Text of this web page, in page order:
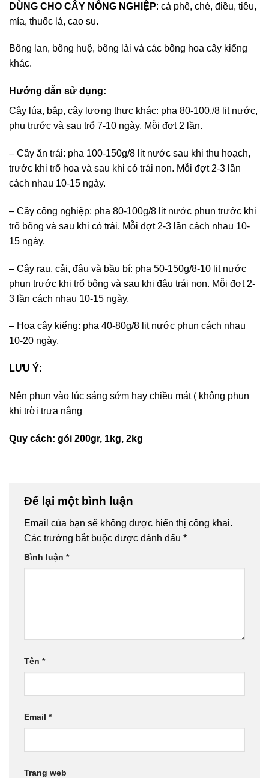
DÙNG CHO CÂY NÔNG NGHIỆP: cà phê, chè, điều, tiêu,
mía, thuốc lá, cao su.
Bông lan, bông huệ, bông lài và các bông hoa cây kiểng
khác.
Hướng dẫn sử dụng:
Cây lúa, bắp, cây lương thực khác: pha 80-100,/8 lit nước,
phu trước và sau trổ 7-10 ngày. Mỗi đợt 2 lần.
– Cây ăn trái: pha 100-150g/8 lit nước sau khi thu hoạch,
trước khi trổ hoa và sau khi có trái non. Mỗi đợt 2-3 lần
cách nhau 10-15 ngày.
– Cây công nghiệp: pha 80-100g/8 lit nước phun trước khi
trổ bông và sau khi có trái. Mỗi đợt 2-3 lần cách nhau 10-
15 ngày.
– Cây rau, cải, đậu và bầu bí: pha 50-150g/8-10 lit nước
phun trước khi trổ bông và sau khi đậu trái non. Mỗi đợt 2-
3 lần cách nhau 10-15 ngày.
– Hoa cây kiểng: pha 40-80g/8 lit nước phun cách nhau
10-20 ngày.
LƯU Ý:
Nên phun vào lúc sáng sớm hay chiều mát ( không phun
khi trời trưa nắng
Quy cách: gói 200gr, 1kg, 2kg
Để lại một bình luận
Email của bạn sẽ không được hiển thị công khai.
Các trường bắt buộc được đánh dấu *
Bình luận *
Tên *
Email *
Trang web